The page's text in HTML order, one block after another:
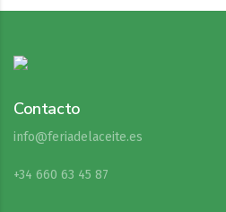
Contacto
info@feriadelaceite.es
+34 660 63 45 87